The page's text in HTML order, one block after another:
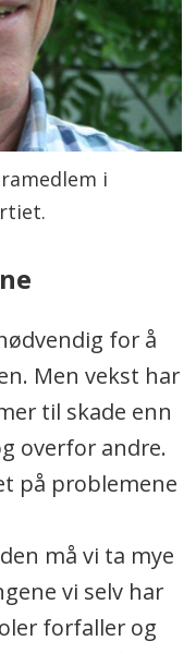
i
for å
Men vekst har
til skade enn
overfor andre.
på problemene
må vi ta mye
vi selv har
forfaller og